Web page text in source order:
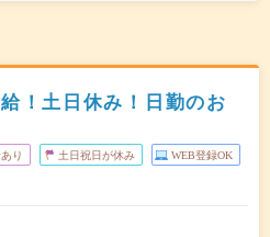
！土日休み！日勤のお
り 土日祝日が休み WEB登録OK